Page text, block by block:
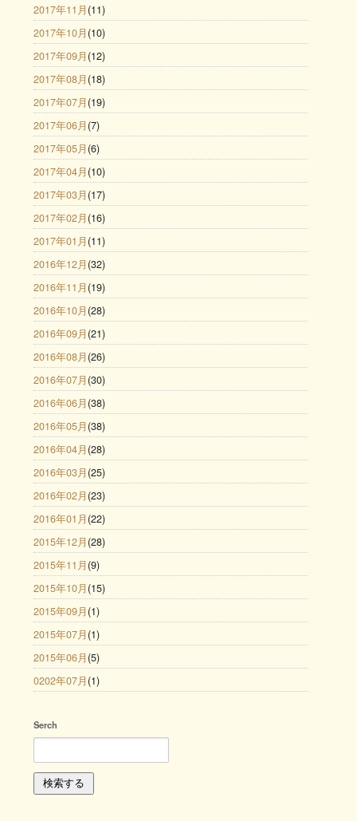
2017年11月 (11)
2017年10月 (10)
2017年09月 (12)
2017年08月 (18)
2017年07月 (19)
2017年06月 (7)
2017年05月 (6)
2017年04月 (10)
2017年03月 (17)
2017年02月 (16)
2017年01月 (11)
2016年12月 (32)
2016年11月 (19)
2016年10月 (28)
2016年09月 (21)
2016年08月 (26)
2016年07月 (30)
2016年06月 (38)
2016年05月 (38)
2016年04月 (28)
2016年03月 (25)
2016年02月 (23)
2016年01月 (22)
2015年12月 (28)
2015年11月 (9)
2015年10月 (15)
2015年09月 (1)
2015年07月 (1)
2015年06月 (5)
0202年07月 (1)
Serch